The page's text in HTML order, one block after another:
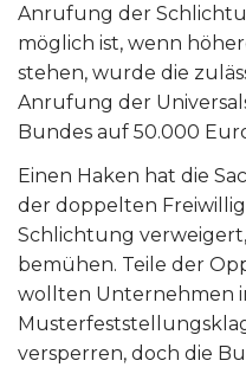
Anrufung der
möglich ist, wenn
stehen, wurde die
Anrufung der
Bundes auf 50.000
Einen Haken hat die
der doppelten
Schlichtung
bemühen. Teile der
wollten Unternehmen
versperren, doch die